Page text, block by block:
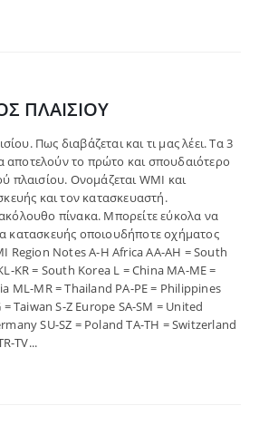
ΠΛΑΙΣΙΟΥ
Πως διαβάζεται και τι μας λέει. Τα 3
αποτελούν το πρώτο και σπουδαιότερο
πλαισίου. Ονομάζεται WMI και
και τον κατασκευαστή.
πίνακα. Μπορείτε εύκολα να
κατασκευής οποιουδήποτε οχήματος
Region Notes A-H Africa AA-AH = South
KR = South Korea L = China MA-ME =
ML-MR = Thailand PA-PE = Philippines
= Taiwan S-Z Europe SA-SM = United
SU-SZ = Poland TA-TH = Switzerland
TV...